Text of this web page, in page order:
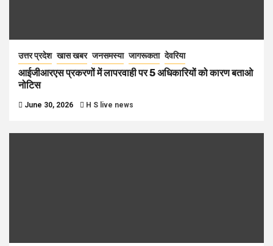
उत्तर प्रदेश खास खबर जनसमस्या जागरूकता देवरिया
आईजीआरएस प्रकरणों में लापरवाही पर 5 अधिकारियों को कारण बताओ
नोटिस
June 30, 2026 H S live news